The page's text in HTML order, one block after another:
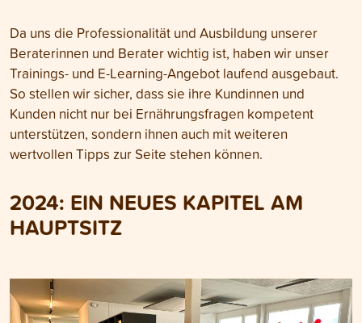
Da uns die Professionalität und Ausbildung unserer
Beraterinnen und Berater wichtig ist, haben wir unser
Trainings- und E-Learning-Angebot laufend ausgebaut.
So stellen wir sicher, dass sie ihre Kundinnen und
Kunden nicht nur bei Ernährungsfragen kompetent
unterstützen, sondern ihnen auch mit weiteren
wertvollen Tipps zur Seite stehen können.
2024: EIN NEUES KAPITEL AM
HAUPTSITZ